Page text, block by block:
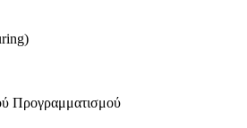
Προγραμματισμού